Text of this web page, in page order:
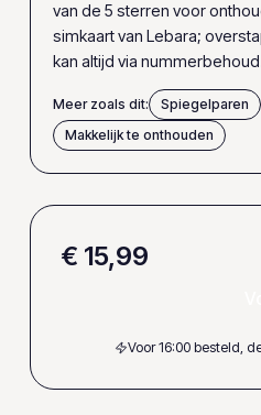
van de 5 sterren voor
simkaart van Lebara;
kan altijd via
Meer zoals dit: Spiegelparen
Makkelijk te onthouden
€ 15,99
Voor 16:00 besteld,